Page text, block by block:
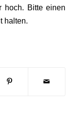
hoch. Bitte einen
halten.